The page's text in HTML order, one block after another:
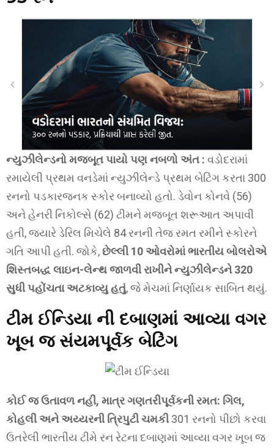
ન્યુઝીલેન્ડનો મજબૂત પાયો પણ નબળો અંત : વડોદરામાં
રમાયેલી પ્રથમ વનડેમાં ન્યુઝીલેન્ડે પ્રથમ બેટિંગ કરતા 300
રનનો પડકારજનક સ્કોર બનાવ્યો હતો. ડેવોન કોનવે (56)
અને હેનરી નિકોલ્સે (62) ટીમને મજબૂત શરૂઆત અપાવી
હતી, જ્યારે ડેરિલ મિચેલે 84 રનની તેજ રમત રમીને સ્કોરને
ગતિ આપી હતી. જોકે,છેલ્લી 10 ઓવરોમાં ભારતીય બોલરોએ
શિસ્તબદ્ધ લાઇન-લેન્થ જાળવી રાખીને ન્યુઝીલેન્ડને 320
સુધી પહોંચતા અટકાવ્યુ હતું, જે મેચમાં નિર્ણાયક સાબિત થયું.
ટીમ ઈન્ડિયા ની દબાણમાં આવ્યા વગર
ખૂબ જ સંયમપૂર્વક બેટિંગ
કોઈ જ ઉતાવળ નહીં, માત્ર ગણતરીપૂર્વકની રમત: ગિલ,
કોહલી અને અય્યરની ત્રિપુટી ચમકી 301 રનનો પીછો કરવા
ઉતરેલી ભારતીય ટીમે રન રેટના દબાણમાં આવ્યા વગર ખૂબ જ